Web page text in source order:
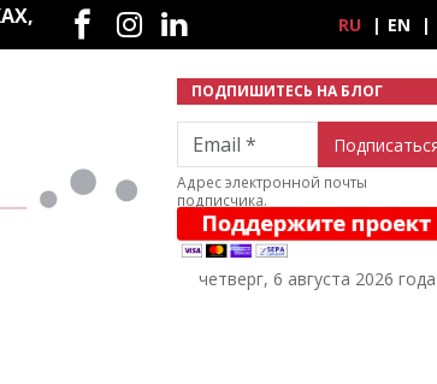
Социальные сети
RU EN
ПОДПИШИТЕСЬ НА БЛОГ
Email
Адрес электронной почты
подписчика.
четверг, 6 августа 2026 года